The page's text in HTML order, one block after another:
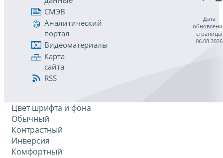
СМЭВ
Аналитический
портал
Видеоматериалы
Карта
сайта
RSS
Дата
страницы
06.08.2026
Цвет шрифта и фона
Обычный
Контрастный
Инверсия
Комфортный